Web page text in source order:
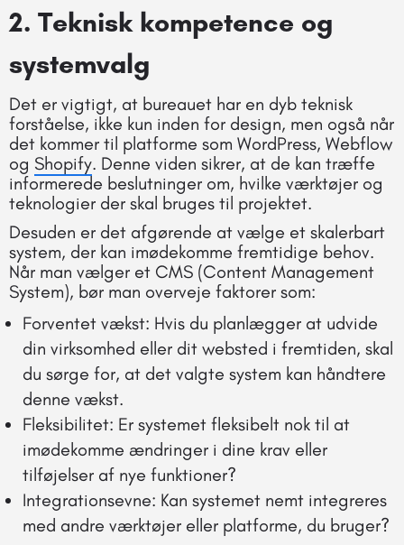
2. Teknisk kompetence og
systemvalg
Det er vigtigt, at bureauet har en dyb teknisk
forståelse, ikke kun inden for design, men også når
det kommer til platforme som WordPress, Webflow
og Shopify. Denne viden sikrer, at de kan træffe
informerede beslutninger om, hvilke værktøjer og
teknologier der skal bruges til projektet.
Desuden er det afgørende at vælge et skalerbart
system, der kan imødekomme fremtidige behov.
Når man vælger et CMS (Content Management
System), bør man overveje faktorer som:
Forventet vækst: Hvis du planlægger at udvide
din virksomhed eller dit websted i fremtiden, skal
du sørge for, at det valgte system kan håndtere
denne vækst.
Fleksibilitet: Er systemet fleksibelt nok til at
imødekomme ændringer i dine krav eller
tilføjelser af nye funktioner?
Integrationsevne: Kan systemet nemt integreres
med andre værktøjer eller platforme, du bruger?